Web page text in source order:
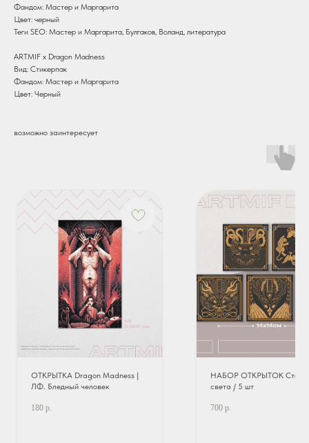
Фандом: Мастер и Маргарита
Цвет: черный
Теги SEO: Мастер и Маргарита, Булгаков, Воланд, литература
ARTMIF х Dragon Madness
Вид: Стикерпак
Фандом: Мастер и Маргарита
Цвет: Черный
возможно заинтересует
ОТКРЫТКА Dragon Madness |
ЛФ. Бледный человек
180 р.
НАБОР ОТКРЫТОК
света / 5 шт
700 р.